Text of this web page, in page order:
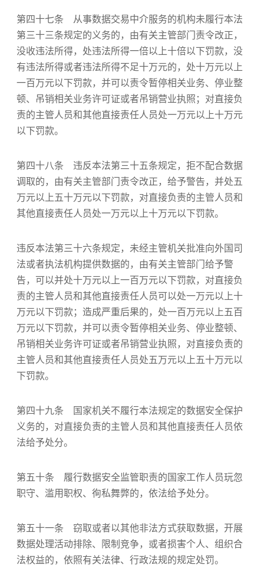
第四十七条 从事数据交易中介服务的机构未履行本法
第三十三条规定的义务的，由有关主管部门责令改正，
没收违法所得，处违法所得一倍以上十倍以下罚款，没
有违法所得或者违法所得不足十万元的，处十万元以上
一百万元以下罚款，并可以责令暂停相关业务、停业整
顿、吊销相关业务许可证或者吊销营业执照；对直接负
责的主管人员和其他直接责任人员处一万元以上十万元
以下罚款。
第四十八条 违反本法第三十五条规定，拒不配合数据
调取的，由有关主管部门责令改正，给予警告，并处五
万元以上五十万元以下罚款，对直接负责的主管人员和
其他直接责任人员处一万元以上十万元以下罚款。
违反本法第三十六条规定，未经主管机关批准向外国司
法或者执法机构提供数据的，由有关主管部门给予警
告，可以并处十万元以上一百万元以下罚款，对直接负
责的主管人员和其他直接责任人员可以处一万元以上十
万元以下罚款；造成严重后果的，处一百万元以上五百
万元以下罚款，并可以责令暂停相关业务、停业整顿、
吊销相关业务许可证或者吊销营业执照，对直接负责的
主管人员和其他直接责任人员处五万元以上五十万元以
下罚款。
第四十九条 国家机关不履行本法规定的数据安全保护
义务的，对直接负责的主管人员和其他直接责任人员依
法给予处分。
第五十条 履行数据安全监管职责的国家工作人员玩忽
职守、滥用职权、徇私舞弊的，依法给予处分。
第五十一条 窃取或者以其他非法方式获取数据，开展
数据处理活动排除、限制竞争，或者损害个人、组织合
法权益的，依照有关法律、行政法规的规定处罚。